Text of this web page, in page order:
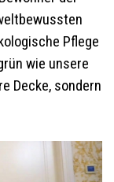
Pflege
wie unsere
Decke, sondern